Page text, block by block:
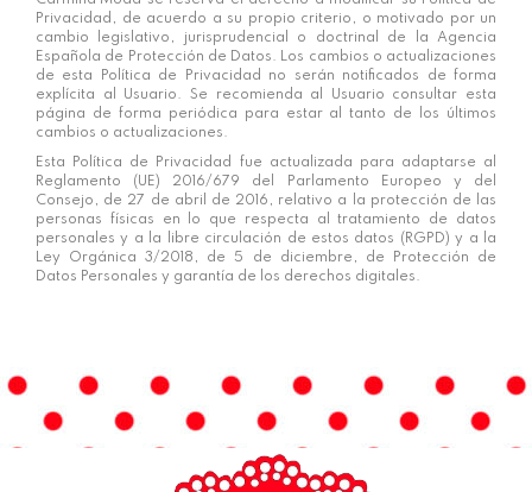
Privacidad, de acuerdo a su propio criterio, o motivado por un
cambio legislativo, jurisprudencial o doctrinal de la Agencia
Española de Protección de Datos. Los cambios o actualizaciones
de esta Política de Privacidad no serán notificados de forma
explícita al Usuario. Se recomienda al Usuario consultar esta
página de forma periódica para estar al tanto de los últimos
cambios o actualizaciones.
Esta Política de Privacidad fue actualizada para adaptarse al
Reglamento (UE) 2016/679 del Parlamento Europeo y del
Consejo, de 27 de abril de 2016, relativo a la protección de las
personas físicas en lo que respecta al tratamiento de datos
personales y a la libre circulación de estos datos (RGPD) y a la
Ley Orgánica 3/2018, de 5 de diciembre, de Protección de
Datos Personales y garantía de los derechos digitales.